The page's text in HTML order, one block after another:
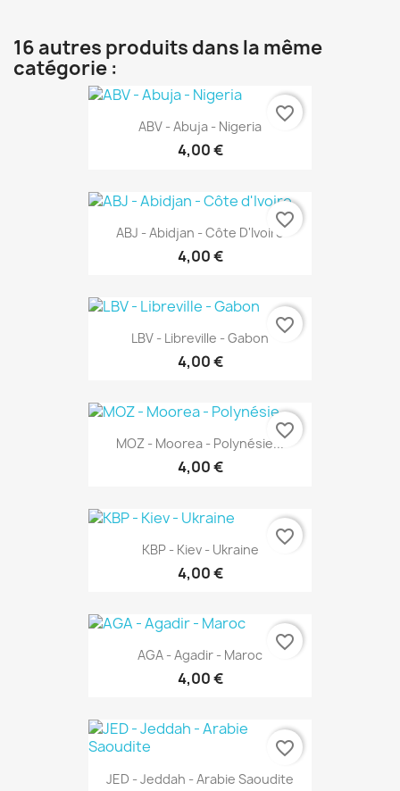
16 autres produits dans la même
catégorie :
ABV - Abuja - Nigeria
4,00 €
favorite_border
ABJ - Abidjan - Côte D'Ivoire
4,00 €
favorite_border
LBV - Libreville - Gabon
4,00 €
favorite_border
MOZ - Moorea - Polynésie...
4,00 €
favorite_border
KBP - Kiev - Ukraine
4,00 €
favorite_border
AGA - Agadir - Maroc
4,00 €
favorite_border
JED - Jeddah - Arabie Saoudite
favorite_border